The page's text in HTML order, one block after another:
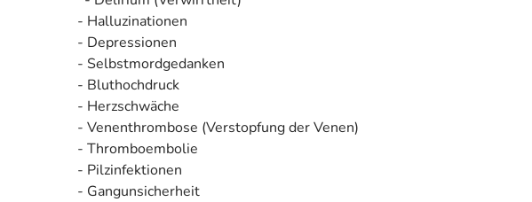
- Halluzinationen
- Depressionen
- Selbstmordgedanken
- Bluthochdruck
- Herzschwäche
- Venenthrombose (Verstopfung der Venen)
- Thromboembolie
- Pilzinfektionen
- Gangunsicherheit